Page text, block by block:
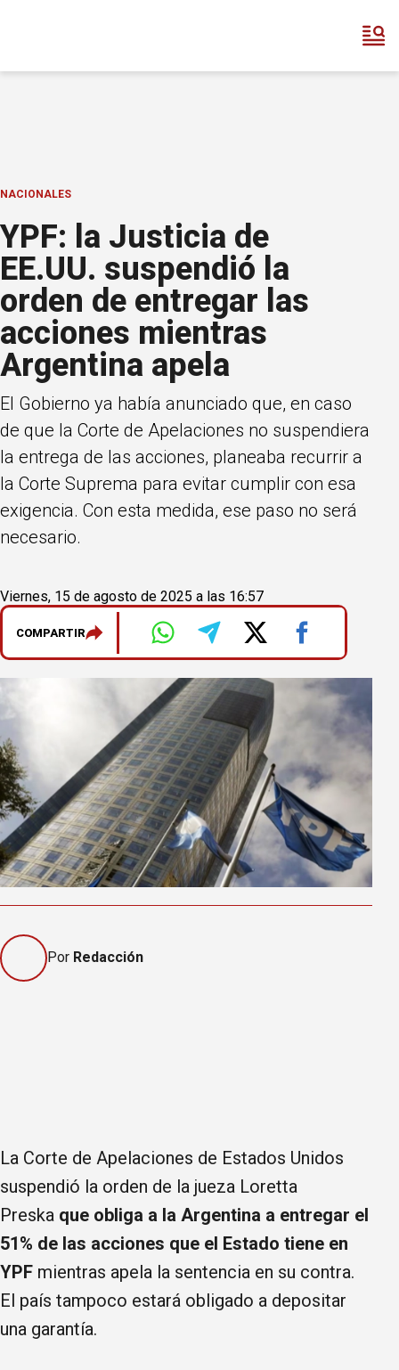
NACIONALES
YPF: la Justicia de
EE.UU. suspendió la
orden de entregar las
acciones mientras
Argentina apela
El Gobierno ya había anunciado que, en caso
de que la Corte de Apelaciones no suspendiera
la entrega de las acciones, planeaba recurrir a
la Corte Suprema para evitar cumplir con esa
exigencia. Con esta medida, ese paso no será
necesario.
Viernes, 15 de agosto de 2025 a las 16:57
COMPARTIR
Por Redacción
La Corte de Apelaciones de Estados Unidos
suspendió la orden de la jueza Loretta
Preska que obliga a la Argentina a entregar el
51% de las acciones que el Estado tiene en
YPF mientras apela la sentencia en su contra.
El país tampoco estará obligado a depositar
una garantía.